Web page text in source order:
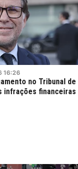
16:26
no Tribunal de
infrações financeiras